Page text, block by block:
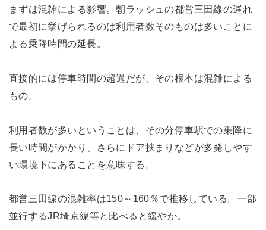
まずは混雑による影響。朝ラッシュの都営三田線の遅れ
で最初に挙げられるのは利用者数そのものは多いことに
よる乗降時間の延長。
直接的には停車時間の超過だが、その根本は混雑による
もの。
利用者数が多いということは、その分停車駅での乗降に
長い時間がかかり、さらにドア挟まりなどが多発しやす
い環境下にあることを意味する。
都営三田線の混雑率は150～160％で推移している。一部
並行するJR埼京線等と比べると緩やか。